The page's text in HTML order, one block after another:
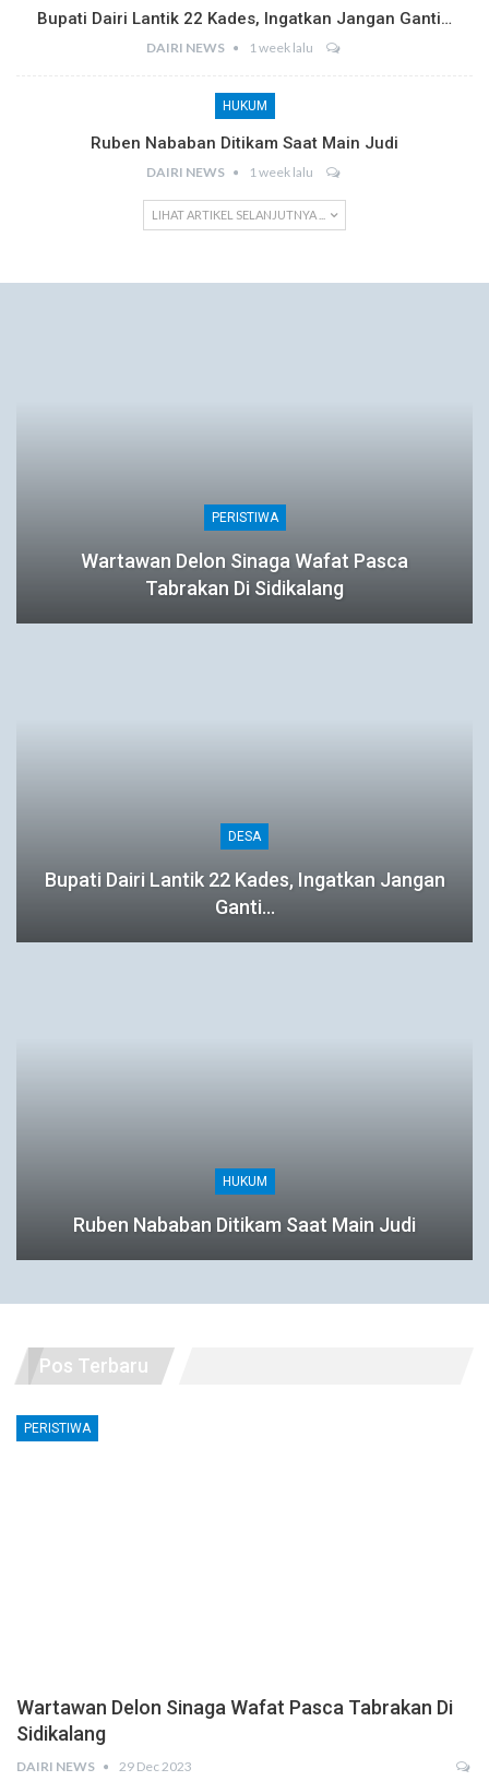
Bupati Dairi Lantik 22 Kades, Ingatkan Jangan Ganti…
DAIRI NEWS 1 week lalu
HUKUM
Ruben Nababan Ditikam Saat Main Judi
DAIRI NEWS 1 week lalu
LIHAT ARTIKEL SELANJUTNYA ...
PERISTIWA
Wartawan Delon Sinaga Wafat Pasca
Tabrakan Di Sidikalang
DESA
Bupati Dairi Lantik 22 Kades, Ingatkan Jangan
Ganti…
HUKUM
Ruben Nababan Ditikam Saat Main Judi
Pos Terbaru
PERISTIWA
Wartawan Delon Sinaga Wafat Pasca Tabrakan Di
Sidikalang
DAIRI NEWS 29 Dec 2023